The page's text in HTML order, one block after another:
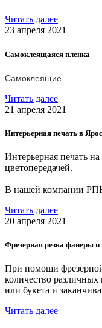
Читать далее
23 апреля 2021
Самоклеящаяся пленка
Самоклеящие...
Читать далее
21 апреля 2021
Интерьерная печать в
Интерьерная печать
цветопередачей.
В нашей компании РПК
Читать далее
20 апреля 2021
Фрезерная резка фанеры и
При помощи
количество различных
или букета и
Читать далее